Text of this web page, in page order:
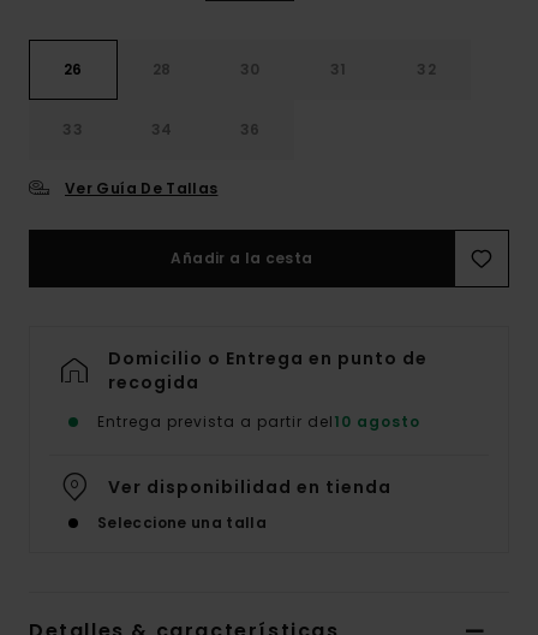
26 28 30 31 32
33 34 36
Ver Guía De Tallas
Añadir a la cesta
Domicilio o Entrega en punto de
recogida
Entrega prevista a partir del10 agosto
Ver disponibilidad en tienda
Seleccione una talla